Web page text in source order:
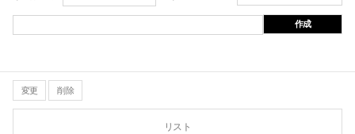
作成
変更 削除
リスト